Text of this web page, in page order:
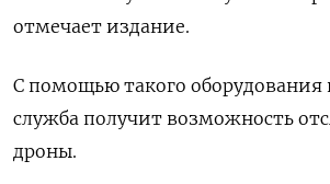
отмечает издание.
С помощью такого оборудования
служба получит возможность
дроны.